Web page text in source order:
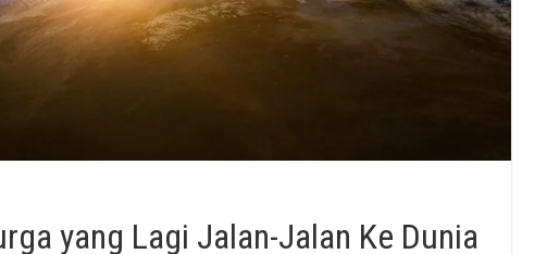
yang Lagi Jalan-Jalan Ke Dunia